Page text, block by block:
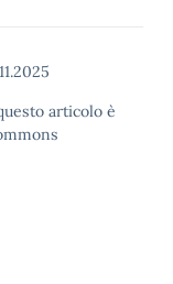
articolo è